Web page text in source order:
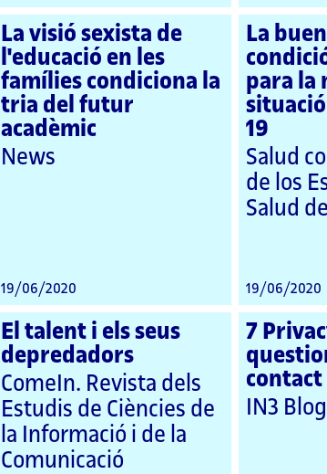
La visió sexista de
l'educació en les
famílies condiciona la
tria del futur
acadèmic
News
19/06/2020
La
para la
19
Salud
de los
Salud
19/06/2020
El talent i els seus
depredadors
ComeIn. Revista dels
Estudis de Ciències de
la Informació i de la
Comunicació
7
IN3 Blog